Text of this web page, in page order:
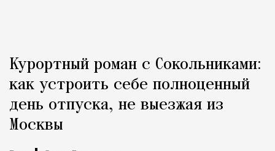
Курортный роман с Сокольниками:
как устроить себе полноценный
день отпуска, не выезжая из
Москвы